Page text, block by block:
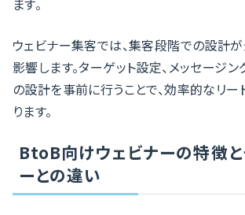
ます。
ウェビナー集客では、集客段階での設計
影響します。ターゲット設定、メッセージン
の設計を事前に行うことで、効率的なリ
ります。
BtoB向けウェビナーの特徴
ーとの違い